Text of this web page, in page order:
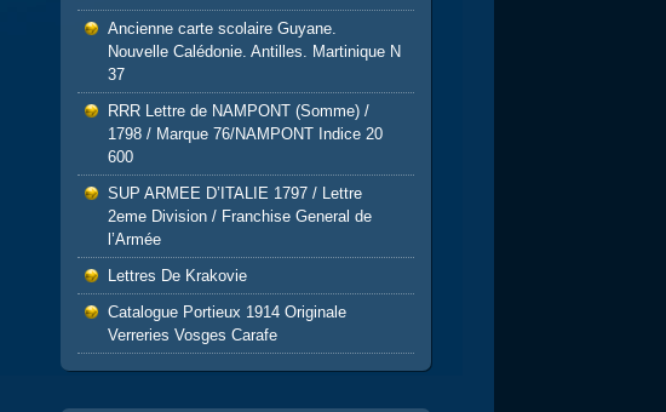
Ancienne carte scolaire Guyane.
Nouvelle Calédonie. Antilles. Martinique N
37
RRR Lettre de NAMPONT (Somme) /
1798 / Marque 76/NAMPONT Indice 20
600
SUP ARMEE D’ITALIE 1797 / Lettre
2eme Division / Franchise General de
l’Armée
Lettres De Krakovie
Catalogue Portieux 1914 Originale
Verreries Vosges Carafe